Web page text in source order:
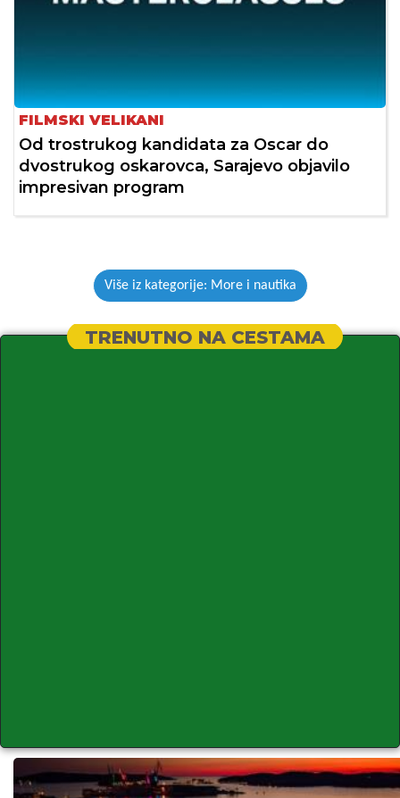
FILMSKI VELIKANI
Od trostrukog kandidata za Oscar do
dvostrukog oskarovca, Sarajevo objavilo
impresivan program
Više iz kategorije: More i nautika
TRENUTNO NA CESTAMA